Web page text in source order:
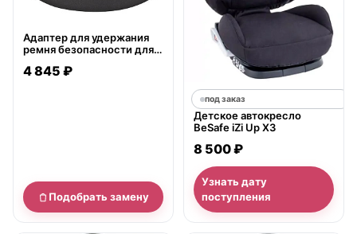
Адаптер для удержания
ремня безопасности для
Pregnant iZi Fix
4 845 ₽
Подобрать замену
под заказ
Детское автокресло
BeSafe iZi Up X3
8 500 ₽
Узнать дату
поступления